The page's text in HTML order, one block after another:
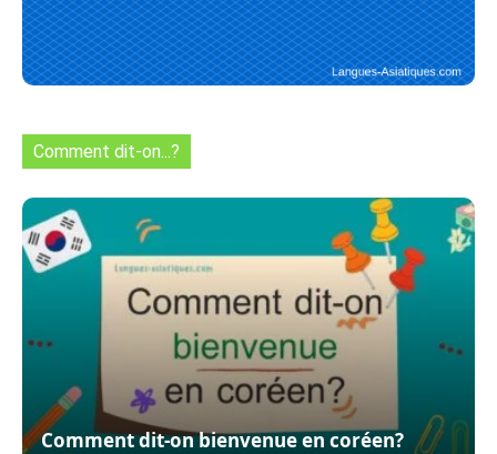
Comment dit-on...?
Comment dit-on bienvenue en coréen?